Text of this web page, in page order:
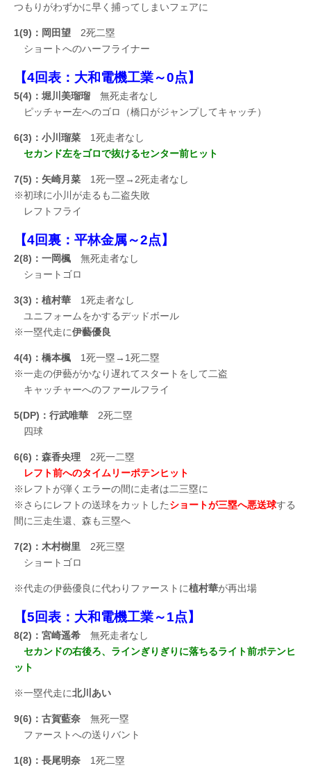
つもりがわずかに早く捕ってしまいフェアに
1(9)：岡田望 2死二塁
ショートへのハーフライナー
【4回表：大和電機工業～0点】
5(4)：堀川美瑠瑠 無死走者なし
ピッチャー左へのゴロ（橋口がジャンプしてキャッチ）
6(3)：小川瑠菜 1死走者なし
セカンド左をゴロで抜けるセンター前ヒット
7(5)：矢崎月菜 1死一塁→2死走者なし
※初球に小川が走るも二盗失敗
レフトフライ
【4回裏：平林金属～2点】
2(8)：一岡楓 無死走者なし
ショートゴロ
3(3)：植村華 1死走者なし
ユニフォームをかするデッドボール
※一塁代走に伊藝優良
4(4)：橋本楓 1死一塁→1死二塁
※一走の伊藝がかなり遅れてスタートをして二盗
キャッチャーへのファールフライ
5(DP)：行武唯華 2死二塁
四球
6(6)：森香央理 2死一二塁
レフト前へのタイムリーポテンヒット
※レフトが弾くエラーの間に走者は二三塁に
※さらにレフトの送球をカットしたショートが三塁へ悪送球する
間に三走生還、森も三塁へ
7(2)：木村樹里 2死三塁
ショートゴロ
※代走の伊藝優良に代わりファーストに植村華が再出場
【5回表：大和電機工業～1点】
8(2)：宮崎遥希 無死走者なし
セカンドの右後ろ、ラインぎりぎりに落ちるライト前ポテンヒ
ット
※一塁代走に北川あい
9(6)：古賀藍奈 無死一塁
ファーストへの送りバント
1(8)：長尾明奈 1死二塁